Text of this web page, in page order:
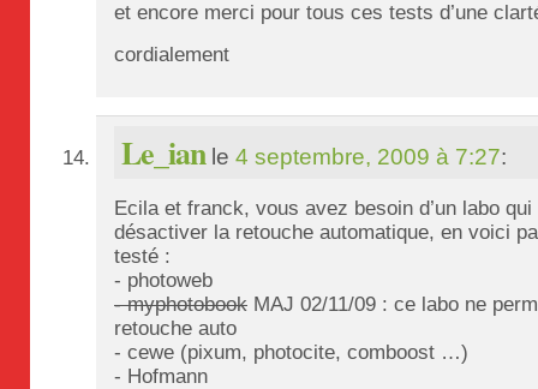
et encore merci pour tous ces tests d’une
cordialement
Le_ian le4 septembre, 2009 à 7:27:
Ecila et franck, vous avez besoin d’un labo
désactiver la retouche automatique, en voici
testé :
- photoweb
- myphotobook MAJ 02/11/09 : ce labo ne
retouche auto
- cewe (pixum, photocite, comboost …)
- Hofmann